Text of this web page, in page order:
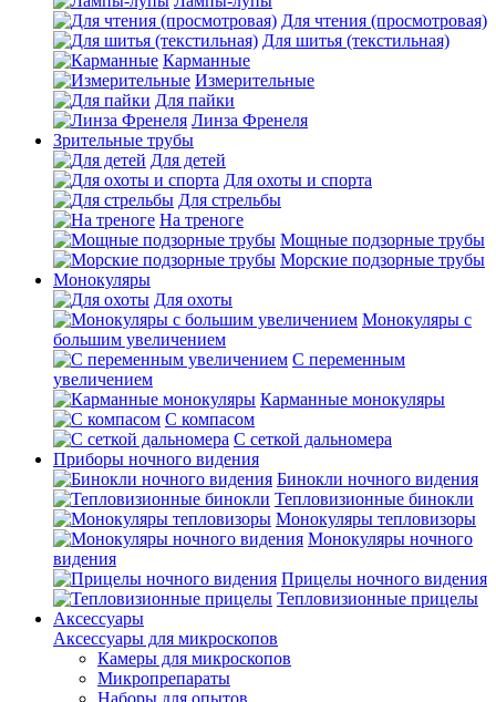
Для чтения (просмотровая)
Для шитья (текстильная)
Карманные
Измерительные
Для пайки
Линза Френеля
Зрительные трубы
Для детей
Для охоты и спорта
Для стрельбы
На треноге
Мощные подзорные трубы
Морские подзорные трубы
Монокуляры
Для охоты
Монокуляры с
большим увеличением
С переменным
увеличением
Карманные монокуляры
С компасом
С сеткой дальномера
Приборы ночного видения
Бинокли ночного видения
Тепловизионные бинокли
Монокуляры тепловизоры
Монокуляры ночного
видения
Прицелы ночного видения
Тепловизионные прицелы
Аксессуары
Аксессуары для микроскопов
Камеры для микроскопов
Микропрепараты
Наборы для опытов